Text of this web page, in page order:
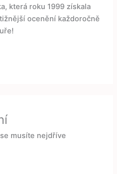
která roku 1999 získala
ocenění každoročně
musíte nejdříve